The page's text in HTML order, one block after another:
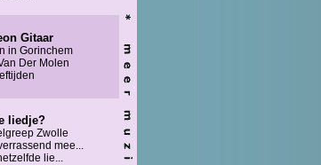
Gitaar
in Gorinchem
Der Molen
liedje?
Zwolle
mee...
lie...